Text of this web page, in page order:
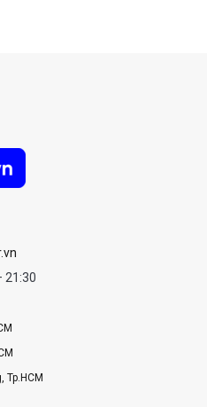
21:30
Tp.HCM